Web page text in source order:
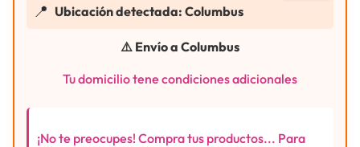
📍 Ubicación detectada: Columbus
⚠️ Envío a Columbus
Tu domicilio tene condiciones adicionales
¡No te preocupes! Compra tus productos... Para